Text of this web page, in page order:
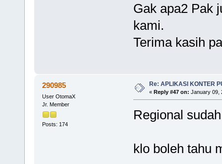
Gak apa2 Pak
kami.
Terima kasih
290985
User OtomaX
Jr. Member
Posts: 174
Re: APLIKASI KONTER
« Reply #47 on: January 09,
Regional
klo boleh tahu